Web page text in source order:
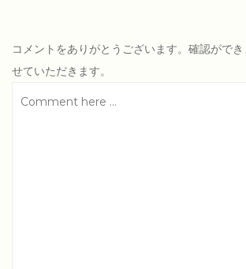
コメントをありがとうございます。確認がで
せていただきます。